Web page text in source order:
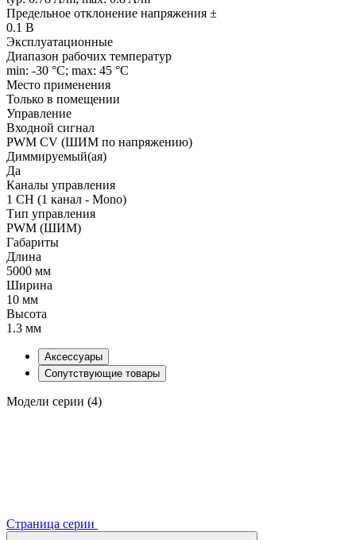
Предельное отклонение напряжения ±
0.1 В
Эксплуатационные
Диапазон рабочих температур
min: -30 °C; max: 45 °C
Место применения
Только в помещении
Управление
Входной сигнал
PWM СV (ШИМ по напряжению)
Диммируемый(ая)
Да
Каналы управления
1 CH (1 канал - Mono)
Тип управления
PWM (ШИМ)
Габариты
Длина
5000 мм
Ширина
10 мм
Высота
1.3 мм
Аксессуары
Сопутствующие товары
Модели серии (4)
Страница серии